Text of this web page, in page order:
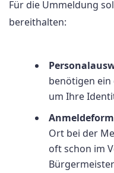
Für die Ummeldung
bereithalten:
benötigen
um Ihre
Ort bei der
oft schon im